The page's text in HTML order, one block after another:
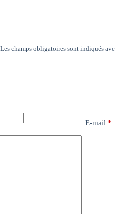
Les champs obligatoires sont indiqués
E-mail*